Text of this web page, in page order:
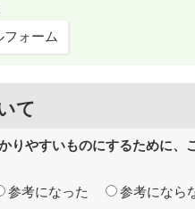
フォーム
て
りやすいものにするために
参考になった 参考になら